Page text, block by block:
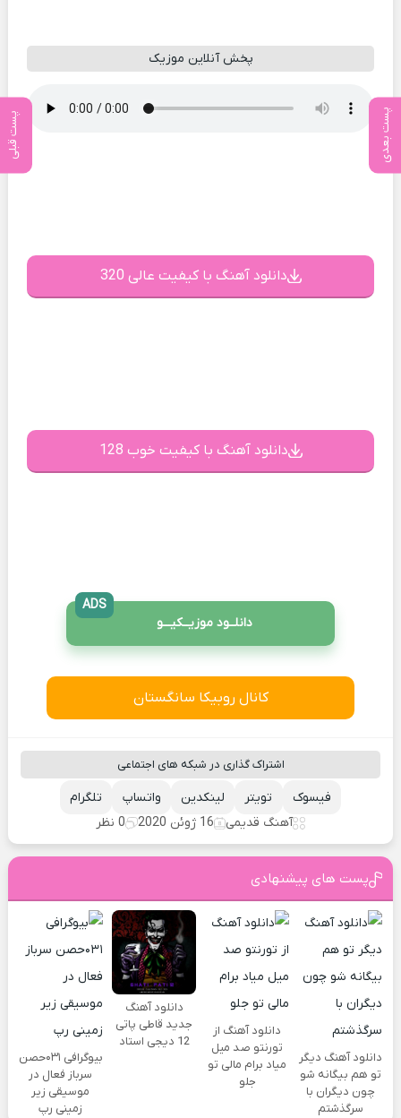
پست بعدی پست قبلی
پخش آنلاین موزیک
دانلود آهنگ با کیفیت عالی 320
دانلود آهنگ با کیفیت خوب 128
دانلــود موزیــکیـــو
ADS
کانال روبیکا سانگستان
اشتراک گذاری در شبکه های اجتماعی
تلگرام واتساپ لینکدین تویتر
فیسوک
آهنگ قدیمی
16 ژوئن 2020 0 نظر
پست های پیشنهادی
دانلود آهنگ دیگر
تو هم بیگانه شو
چون دیگران با
سرگذشتم
دانلود آهنگ از
تورنتو صد میل
میاد برام مالی تو
جلو
دانلود آهنگ
جدید قاطی پاتی
12 دیجی استاد
بیوگرافی ۰۳۱حصن
سرباز فعال در
موسیقی زیر
زمینی رپ